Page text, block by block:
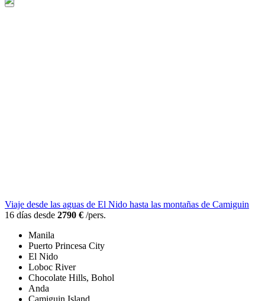
Viaje desde las aguas de El Nido hasta las montañas de Camiguin
16 días desde 2790 € /pers.
Manila
Puerto Princesa City
El Nido
Loboc River
Chocolate Hills, Bohol
Anda
Camiguin Island